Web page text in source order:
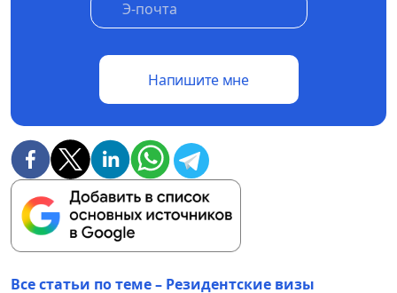
Напишите мне
Все статьи по теме – Резидентские визы